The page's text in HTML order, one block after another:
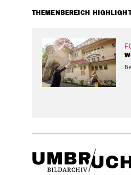
THEMENBEREICH